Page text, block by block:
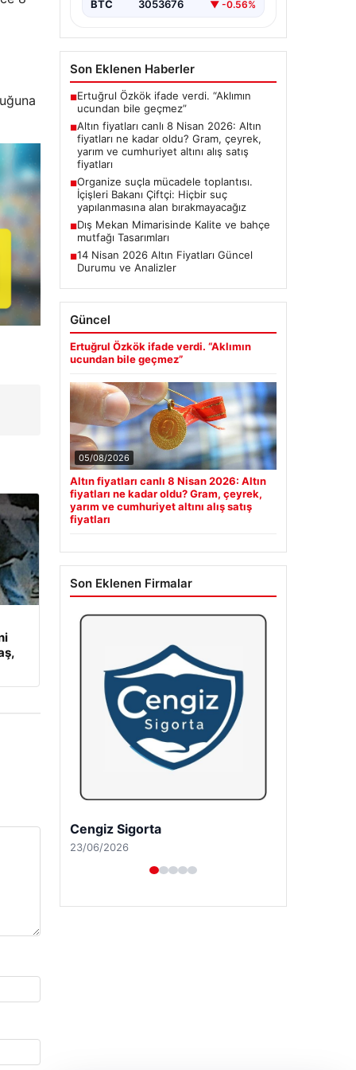
BTC 3053676 ▼ -0.56%
Son Eklenen Haberler
■Ertuğrul Özkök ifade verdi. “Aklımın
ucundan bile geçmez”
■Altın fiyatları canlı 8 Nisan 2026: Altın
fiyatları ne kadar oldu? Gram, çeyrek,
yarım ve cumhuriyet altını alış satış
fiyatları
■Organize suçla mücadele toplantısı.
İçişleri Bakanı Çiftçi: Hiçbir suç
yapılanmasına alan bırakmayacağız
■Dış Mekan Mimarisinde Kalite ve bahçe
mutfağı Tasarımları
■14 Nisan 2026 Altın Fiyatları Güncel
Durumu ve Analizler
Güncel
Ertuğrul Özkök ifade verdi. “Aklımın
ucundan bile geçmez”
05/08/2026
Altın fiyatları canlı 8 Nisan 2026: Altın
fiyatları ne kadar oldu? Gram, çeyrek,
yarım ve cumhuriyet altını alış satış
fiyatları
Son Eklenen Firmalar
Hastaş Beton
26/05/2026